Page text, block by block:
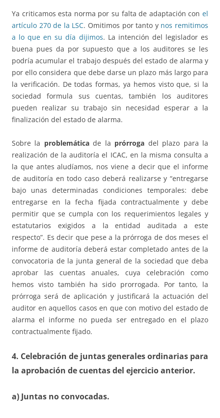
Ya criticamos esta norma por su falta de adaptación con el
artículo 270 de la LSC. Omitimos por tanto y nos remitimos
a lo que en su día dijimos. La intención del legislador es
buena pues da por supuesto que a los auditores se les
podría acumular el trabajo después del estado de alarma y
por ello considera que debe darse un plazo más largo para
la verificación. De todas formas, ya hemos visto que, si la
sociedad formula sus cuentas, también los auditores
pueden realizar su trabajo sin necesidad esperar a la
finalización del estado de alarma.
Sobre la problemáticade la prórroga del plazo para la
realización de la auditoría el ICAC, en la misma consulta a
la que antes aludíamos, nos viene a decir que el informe
de auditoría en todo caso deberá realizarse y “entregarse
bajo unas determinadas condiciones temporales: debe
entregarse en la fecha fijada contractualmente y debe
permitir que se cumpla con los requerimientos legales y
estatutarios exigidos a la entidad auditada a este
respecto”. Es decir que pese a la prórroga de dos meses el
informe de auditoría deberá estar completado antes de la
convocatoria de la junta general de la sociedad que deba
aprobar las cuentas anuales, cuya celebración como
hemos visto también ha sido prorrogada. Por tanto, la
prórroga será de aplicación y justificará la actuación del
auditor en aquellos casos en que con motivo del estado de
alarma el informe no pueda ser entregado en el plazo
contractualmente fijado.
4. Celebración de juntas generales ordinarias para
la aprobación de cuentas del ejercicio anterior.
a) Juntas no convocadas.